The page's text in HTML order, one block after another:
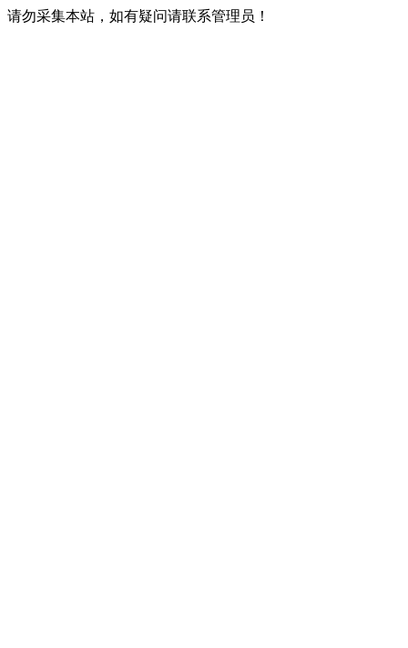
请勿采集本站，如有疑问请联系管理员！